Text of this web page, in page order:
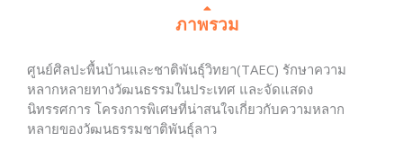
ภาพรวม
ศูนย์ศิลปะพื้นบ้านและชาติพันธุ์วิทยา(TAEC) รักษาความ
หลากหลายทางวัฒนธรรมในประเทศ และจัดแสดง
นิทรรศการ โครงการพิเศษที่น่าสนใจเกี่ยวกับความหลาก
หลายของวัฒนธรรมชาติพันธุ์ลาว